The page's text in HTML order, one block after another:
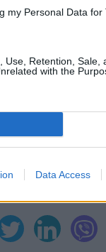
my Personal Data for
Use, Retention, Sale,
with the
Data Access